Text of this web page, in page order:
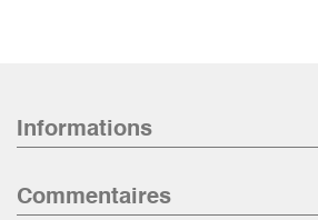
Informations
Commentaires